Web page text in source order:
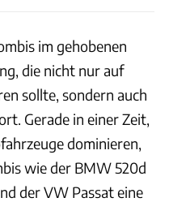
im gehobenen
die nicht nur auf
sollte, sondern auch
Gerade in einer Zeit,
dominieren,
wie der BMW 520d
der VW Passat eine